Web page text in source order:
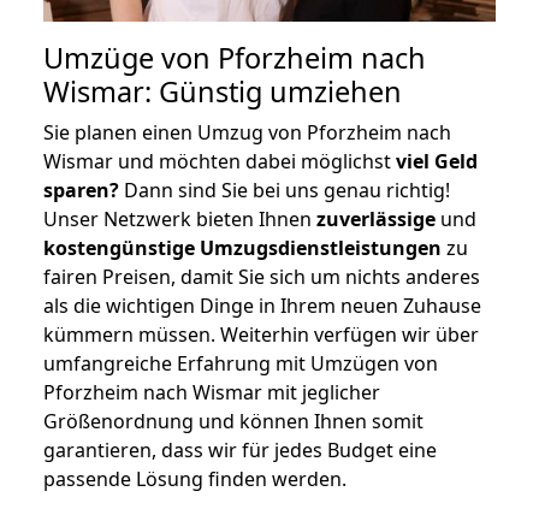
Umzüge von Pforzheim nach
Wismar: Günstig umziehen
Sie planen einen Umzug von Pforzheim nach
Wismar und möchten dabei möglichstviel Geld
sparen? Dann sind Sie bei uns genau richtig!
Unser Netzwerk bieten Ihnen zuverlässige und
kostengünstige Umzugsdienstleistungen zu
fairen Preisen, damit Sie sich um nichts anderes
als die wichtigen Dinge in Ihrem neuen Zuhause
kümmern müssen. Weiterhin verfügen wir über
umfangreiche Erfahrung mit Umzügen von
Pforzheim nach Wismar mit jeglicher
Größenordnung und können Ihnen somit
garantieren, dass wir für jedes Budget eine
passende Lösung finden werden.